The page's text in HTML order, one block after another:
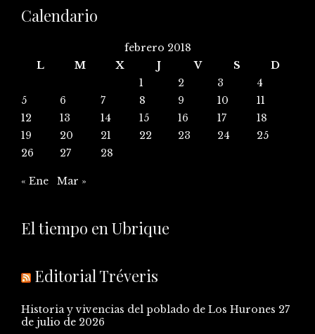
Calendario
febrero 2018
L
M X J V S
D
1
2 3
4
5
6 7 8 9 10
11
12
13 14 15 16 17
18
19
20 21 22 23 24
25
26
27 28
« Ene Mar »
El tiempo en Ubrique
Editorial Tréveris
Historia y vivencias del poblado de Los Hurones 27
de julio de 2026